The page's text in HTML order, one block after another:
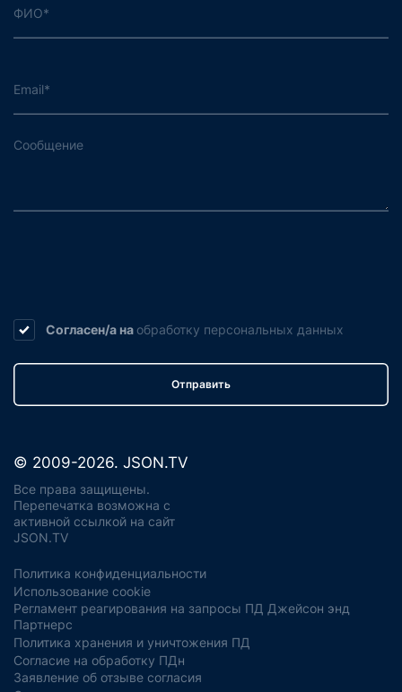
Согласен/а на обработку персональных данных
Отправить
© 2009-2026. JSON.TV
Все права защищены.
Перепечатка возможна с
активной ссылкой на сайт
JSON.TV
Политика конфиденциальности
Использование cookie
Регламент реагирования на запросы ПД Джейсон энд
Партнерс
Политика хранения и уничтожения ПД
Согласие на обработку ПДн
Заявление об отзыве согласия